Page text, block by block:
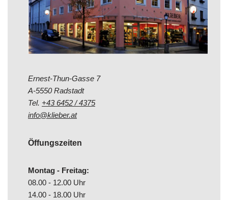
Ernest-Thun-Gasse 7
A-5550 Radstadt
Tel. +43 6452 / 4375
info@klieber.at
Öffungszeiten
Montag - Freitag:
08.00 - 12.00 Uhr
14.00 - 18.00 Uhr